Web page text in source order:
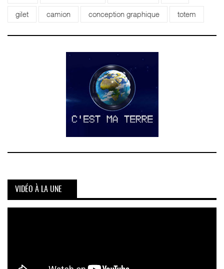
gilet camion conception graphique totem
VIDÉO À LA UNE